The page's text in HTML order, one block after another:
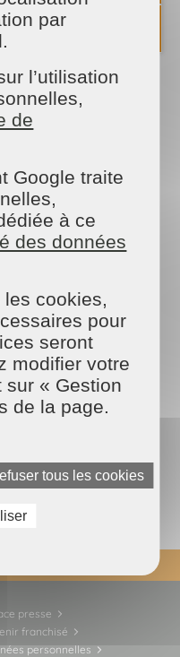
?
et efficaces, qui
intérieur.
une équipe locale
nous ?
dans les communes
: pensez à réserver
?
sociaux
actualités et
et Facebook !
presse
franchisé
personnelles
par
l’utilisation
de
Google traite
à ce
des données
cookies,
pour
seront
modifier votre
« Gestion
de la page.
tous les cookies